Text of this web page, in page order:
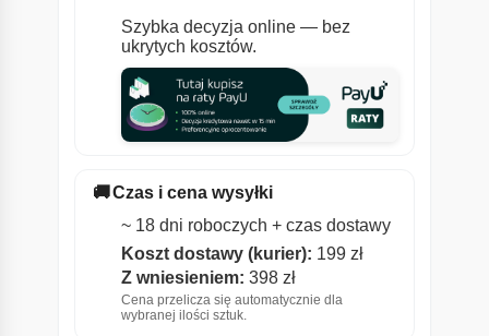
Szybka decyzja online — bez
ukrytych kosztów.
🚚Czas i cena wysyłki
~ 18 dni roboczych + czas dostawy
Koszt dostawy (kurier): 199 zł
Z wniesieniem: 398 zł
Cena przelicza się automatycznie dla
wybranej ilości sztuk.